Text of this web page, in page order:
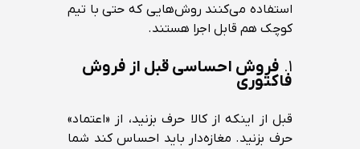
استفاده می‌کنند روش‌هایی که حتی با تیم
کوچک هم قابل اجرا هستند.
۱. فروش احساسی قبل از فروش
فاکتوری
قبل از اینکه از کالا حرف بزنید، از «اعتماد»
حرف بزنید. مغازه‌دار باید احساس کند شما